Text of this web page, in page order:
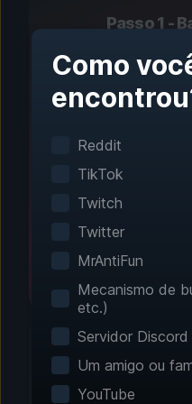
Passo 1 -
jogos instalados
configuração
Passo 2 -
Como
Reddit
TikTok
Twitch
Twitter
MrAntiFun
Mecanismo de
etc.)
Servidor Discord
Um amigo ou
YouTube